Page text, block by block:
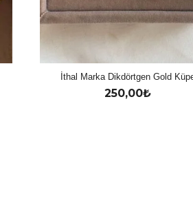
İthal Marka Dikdörtgen Gold
250,00₺